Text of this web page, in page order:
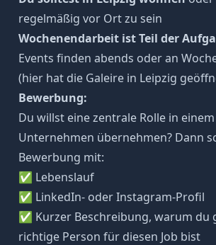
regelmäßig vor Ort zu sein
Wochenendarbeit ist Teil der
Events finden abends oder an
(hier hat die Galeire in Leipzig
Bewerbung:
Du willst eine zentrale Rolle in
Unternehmen übernehmen? Dann
Bewerbung mit:
✅ Lebenslauf
✅ LinkedIn- oder Instagram-Profil
✅ Kurzer Beschreibung, warum du
richtige Person für diesen Job bist